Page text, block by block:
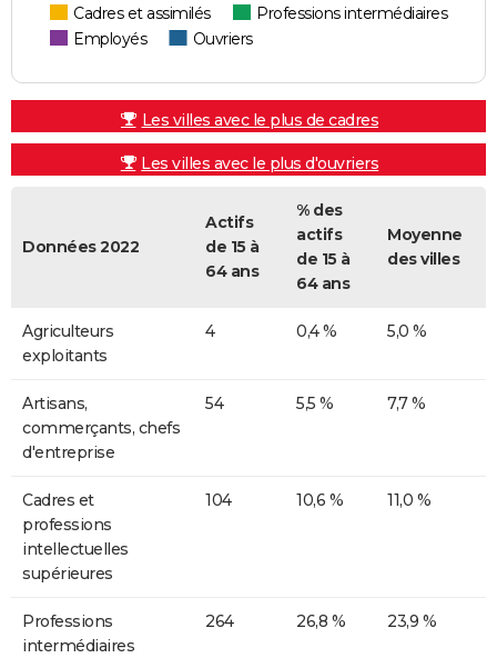
Cadres et assimilés
Professions intermédiaires
Employés
Ouvriers
Les villes avec le plus de cadres
Les villes avec le plus d'ouvriers
Données 2022
Actifs
de 15 à
64 ans
% des
actifs
de 15 à
64 ans
Moyenne
des villes
Agriculteurs
exploitants
4 0,4 % 5,0 %
Artisans,
commerçants, chefs
d'entreprise
54 5,5 % 7,7 %
Cadres et
professions
intellectuelles
supérieures
104 10,6 % 11,0 %
Professions
intermédiaires
264 26,8 % 23,9 %